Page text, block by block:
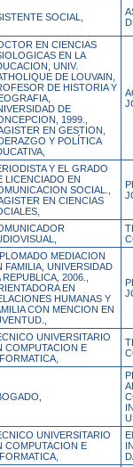
SOCIAL,
EN CIENCIAS
EN LA
UNIV.
DE LOUVAIN,
DE HISTORIA Y
DE
1999.,
EN GESTION,
Y POLÍTICA
Y EL GRADO
LICENCIADO EN
SOCIAL.,
EN CIENCIAS
MEDIACION
FAMILIA, UNIVERSIDAD
REPUBLICA, 2006.,
EN
HUMANAS Y
CON MENCION EN
UNIVERSITARIO
COMPUTACION E
UNIVERSITARIO
COMPUTACION E